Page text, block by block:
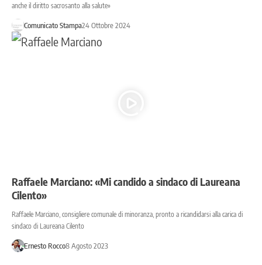
anche il diritto sacrosanto alla salute»
Comunicato Stampa24 Ottobre 2024
Raffaele Marciano: «Mi candido a sindaco di Laureana
Cilento»
Raffaele Marciano, consigliere comunale di minoranza, pronto a ricandidarsi alla carica di
sindaco di Laureana Cilento
Ernesto Rocco8 Agosto 2023